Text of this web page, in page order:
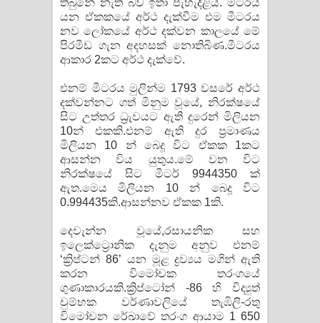
පෙළ
යන ඒකකයේ අර්ථ දැක්වීම එම මීටරය
නව ලෝකයේ අර්ථ දක්වන කාලයේ මේ
පිරමීඩ ගැන අදහසක් නොතිබිණ.මීටරය
ආකාර 2කට අර්ථ දැක්වේ.
එනම් මීටරය මුලින්ම 1793 වසරේ අර්ථ
දක්වන්නට ගත් මිනුම වූයේ, නිරක්ෂයේ
සිට උත්තර ධ්‍රැවයට ඇති දුරෙන් මිලියන
10න් එකකි.එනම් ඇති දුර ප්‍රමාණය
මිලියන 10 න් බෙදූ විට ඒකක 1කට
ආසන්න විය යුතුය.මේ වන විට
නිරක්ෂයේ සිට මීටර් 9944350 ක්
ඇත.මෙය මිලියන 10 න් බෙදූ විට
0.994435කි.ආසන්නව ඒකක 1කි.
දෙවැන්න වූයේ,රසායනික සහ
ඉලෙක්ට්‍රොනික දැනුම අනුව එනම්
‘ක්‍රිප්ටන් 86’ යන මූළ ද්‍රව්‍යය මගින් ඇති
කරන විමෝචක තරංගයේ
ගුණාකාරයකි.ක්‍රිප්ටෝන් -86 හි විද්‍යුත්
චුම්භක වර්ණාවලියේ තැඹිලි-රතු
විමෝචන රේඛාවේ තරංග ආයාම 1 650